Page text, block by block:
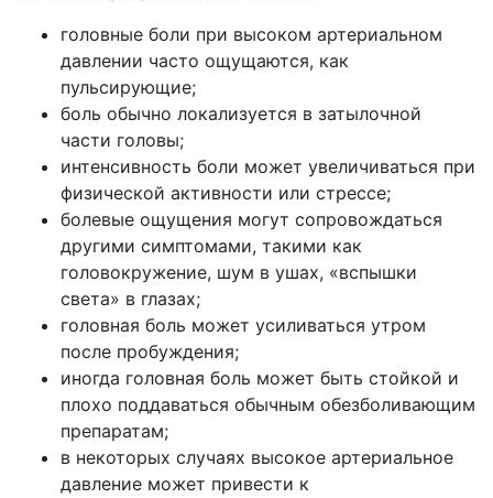
головные боли при высоком артериальном
давлении часто ощущаются, как
пульсирующие;
боль обычно локализуется в затылочной
части головы;
интенсивность боли может увеличиваться при
физической активности или стрессе;
болевые ощущения могут сопровождаться
другими симптомами, такими как
головокружение, шум в ушах, «вспышки
света» в глазах;
головная боль может усиливаться утром
после пробуждения;
иногда головная боль может быть стойкой и
плохо поддаваться обычным обезболивающим
препаратам;
в некоторых случаях высокое артериальное
давление может привести к